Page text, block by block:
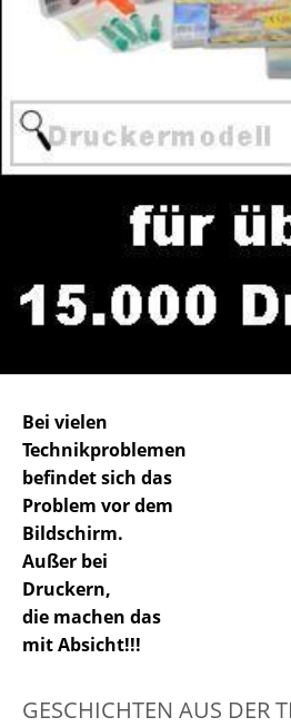
Bei vielen
Technikproblemen
befindet sich das
Problem vor dem
Bildschirm.
Außer bei
Druckern,
die machen das
mit Absicht!!!
GESCHICHTEN AUS DER